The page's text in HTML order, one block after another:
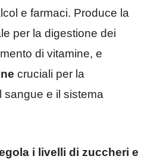
e farmaci. Produce la
per la digestione dei
di vitamine, e
cruciali per la
e il sistema
i livelli di zuccheri e